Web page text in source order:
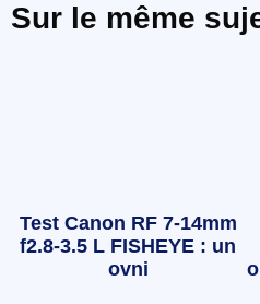
Sur le même
Test Canon RF 7-14mm
f2.8-3.5 L FISHEYE : un
ovni